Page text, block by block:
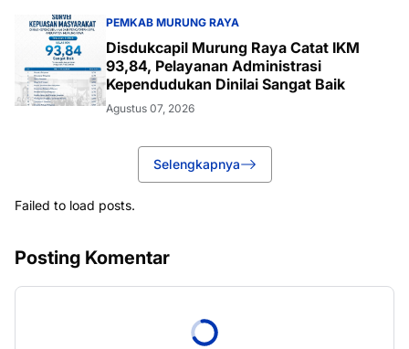
PEMKAB MURUNG RAYA
Disdukcapil Murung Raya Catat IKM
93,84, Pelayanan Administrasi
Kependudukan Dinilai Sangat Baik
Agustus 07, 2026
Selengkapnya
Failed to load posts.
Posting Komentar